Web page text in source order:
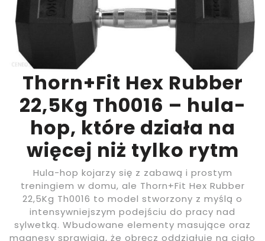
Thorn+Fit Hex Rubber
22,5Kg Th0016 – hula-
hop, które działa na
więcej niż tylko rytm
Hula-hop kojarzy się z zabawą i prostym
treningiem w domu, ale Thorn+Fit Hex Rubber
22,5Kg Th0016 to model stworzony z myślą o
intensywniejszym podejściu do pracy nad
sylwetką. Wbudowane elementy masujące oraz
magnesy sprawiają, że obręcz oddziałuje na ciało